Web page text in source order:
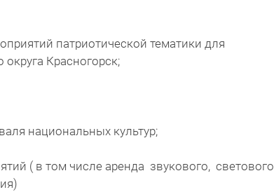
патриотической тематики для
Красногорск;
национальных культур;
( в том числе аренда звукового, светового